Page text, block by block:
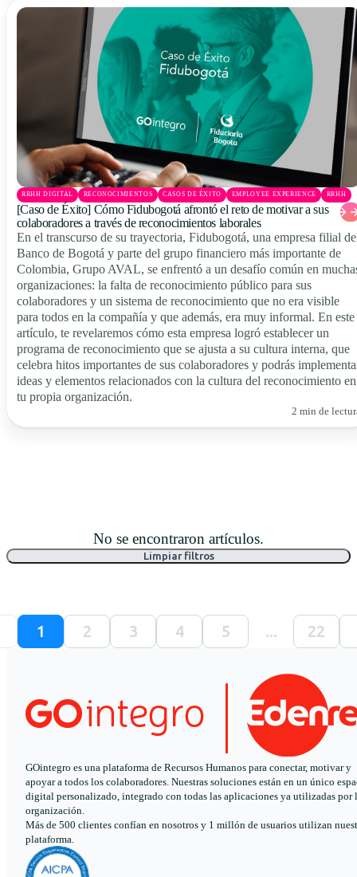
RRHH DIGITAL RECONOCIMIENTOS CASOS DE ÉXITO EMPLOYEE EXPERIENCE RRHH
[Caso de Éxito] Cómo Fidubogotá afrontó el reto de motivar a sus
colaboradores a través de reconocimientos laborales
En el transcurso de su trayectoria, Fidubogotá, una empresa filial
Banco de Bogotá y parte del grupo financiero más importante de
Colombia, Grupo AVAL, se enfrentó a un desafío común en
organizaciones: la falta de reconocimiento público para sus
colaboradores y un sistema de reconocimiento que no era visible
para todos en la compañía y que además, era muy informal. En este
artículo, te revelaremos cómo esta empresa logró establecer un
programa de reconocimiento que se ajusta a su cultura interna, que
celebra hitos importantes de sus colaboradores y podrás
ideas y elementos relacionados con la cultura del reconocimiento en
tu propia organización.
2 min de
No se encontraron artículos.
Limpiar filtros
1 2 3 4 5 ... 22
GOintegro es una plataforma de Recursos Humanos para conectar, motivar y
apoyar a todos los colaboradores. Nuestras soluciones están en un único
digital personalizado, integrado con todas las aplicaciones ya utilizadas por
organización.
Más de 500 clientes confían en nosotros y 1 millón de usuarios utilizan
plataforma.